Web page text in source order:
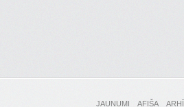
JAUNUMI AFIŠA